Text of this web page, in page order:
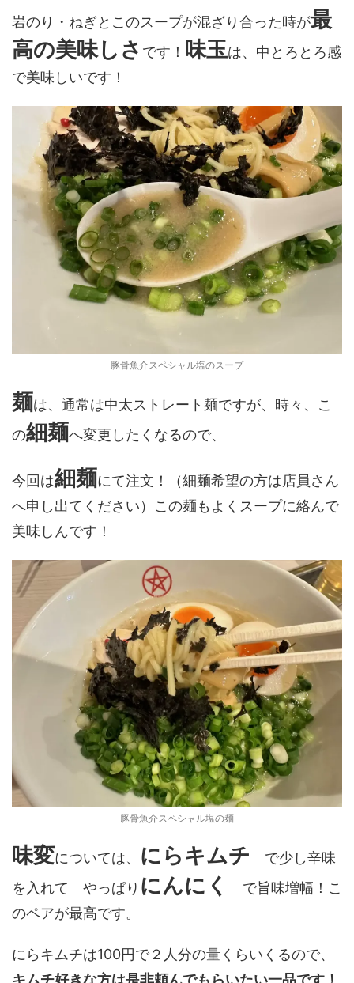
岩のり・ねぎとこのスープが混ざり合った時が最
高の美味しさ です！ 味玉は、中とろとろ感
で美味しいです！
豚骨魚介スペシャル塩のスープ
麺は、通常は中太ストレート麺ですが、時々、こ
の細麺へ変更したくなるので、
今回は細麺にて注文！（細麺希望の方は店員さん
へ申し出てください）この麺もよくスープに絡んで
美味しんです！
豚骨魚介スペシャル塩の麺
味変については、 にらキムチ で少し辛味
を入れて やっぱり にんにく
で旨味増幅！こ
のペアが最高です。
にらキムチは100円で２人分の量くらいくるので、
キムチ好きな方は是非頼んでもらいたい一品です！